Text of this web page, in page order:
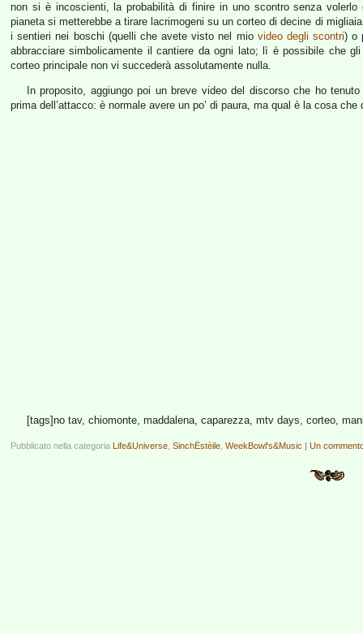
non si è incoscienti, la probabilità di finire in uno scontro senza
pianeta si metterebbe a tirare lacrimogeni su un corteo di decine di
i sentieri nei boschi (quelli che avete visto nel mio video degli scontri) o
abbracciare simbolicamente il cantiere da ogni lato; lì è possibile che
corteo principale non vi succederà assolutamente nulla.
In proposito, aggiungo poi un breve video del discorso che ho
prima dell’attacco: è normale avere un po’ di paura, ma qual è la cosa che
[tags]no tav, chiomonte, maddalena, caparezza, mtv days, corteo,
Pubblicato nella categoria Life&Universe SinchËstèile WeekBowl's&Music | Un